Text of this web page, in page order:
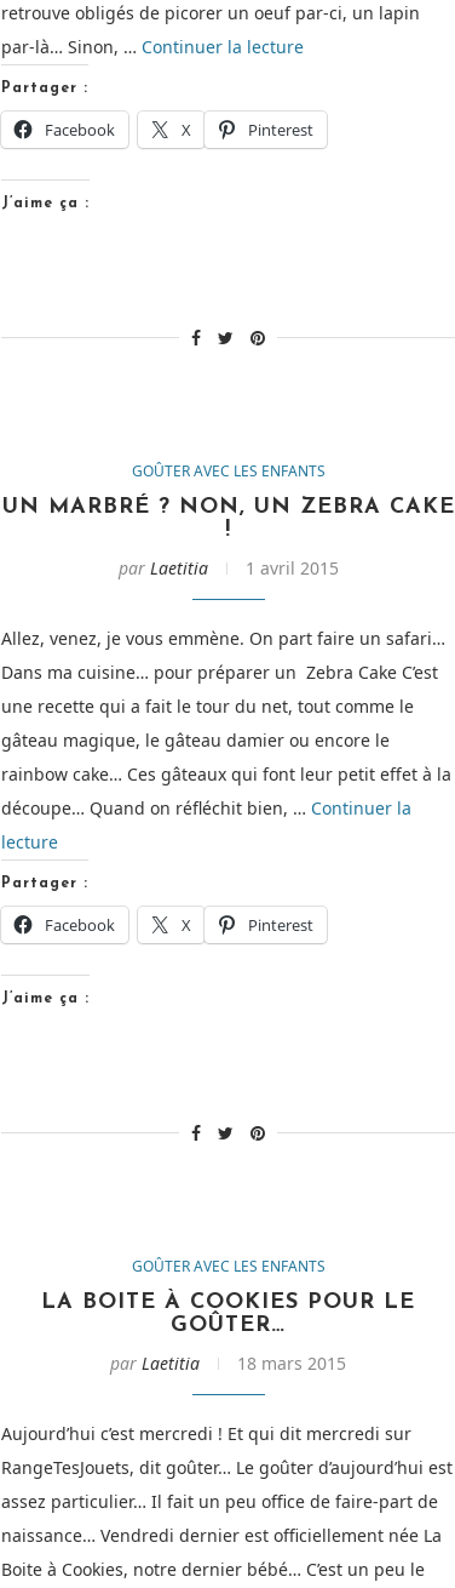
retrouve obligés de picorer un oeuf par-ci, un lapin
par-là… Sinon, … Continuer la lecturede
finir
avec
Partager :
Facebook X Pinterest
J’aime ça :
GOÛTER AVEC LES ENFANTS
UN MARBRÉ ? NON, UN ZEBRA CAKE
!
par Laetitia 1 avril 2015
Allez, venez, je vous emmène. On part faire un safari…
Dans ma cuisine… pour préparer un Zebra Cake C’est
une recette qui a fait le tour du net, tout comme le
gâteau magique, le gâteau damier ou encore le
rainbow cake… Ces gâteaux qui font leur petit effet à la
découpe… Quand on réfléchit bien, … Continuer la
lecturede
« Un
marbré
?
Non,
un
Partager :
Facebook X Pinterest
J’aime ça :
GOÛTER AVEC LES ENFANTS
LA BOITE À COOKIES POUR LE
GOÛTER…
parLaetitia 18 mars 2015
Aujourd’hui c’est mercredi ! Et qui dit mercredi sur
RangeTesJouets, dit goûter… Le goûter d’aujourd’hui est
assez particulier… Il fait un peu office de faire-part de
naissance… Vendredi dernier est officiellement née La
Boite à Cookies, notre dernier bébé… C’est un peu le